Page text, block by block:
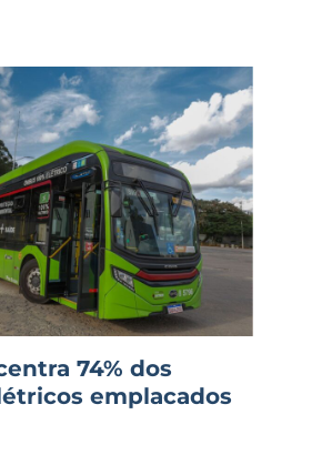
74% dos
emplacados